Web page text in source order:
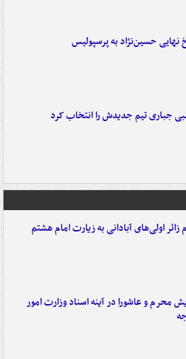
نهایی حسین‌نژاد به پرسپولیس
جباری تیم جدیدش را انتخاب کرد
زائر اولی‌های آبادانی به زیارت امام هشتم
محرم و عاشورا در آینه اسناد وزارت امور